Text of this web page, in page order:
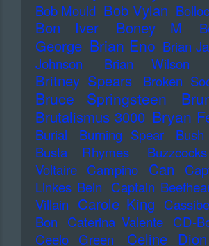
Bob Mould Bob Vylan
Bon Iver Boney M
George Brian Eno Brian
Johnson
Brian Wilson
Britney Spears Broken
Bruce Springsteen
Brutalismus 3000 Bryan
Burial Burning Spear Bush
Busta Rhymes Buzzcocks
Voltaire Campino Can
Linkes Bein Captain
Villain Carole King
Bon
Caterina Valente CD-
Ceelo Green
Celine Dion